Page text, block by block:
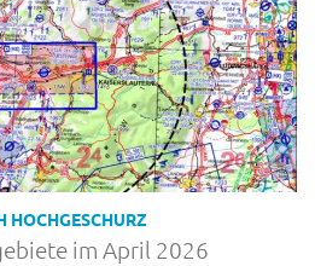
HOCHGESCHURZ
im April 2026